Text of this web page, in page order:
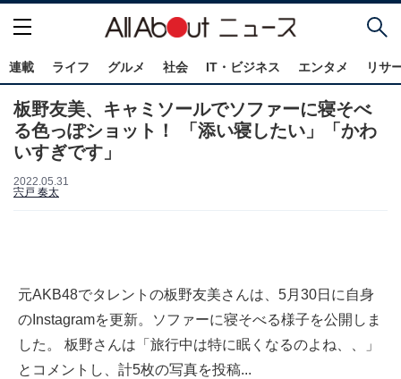
連載 ライフ グルメ 社会 IT・ビジネス エンタメ リサ
板野友美、キャミソールでソファーに寝そべ
る色っぽショット！ 「添い寝したい」「かわ
いすぎです」
2022.05.31
宍戸 奏太
元AKB48でタレントの板野友美さんは、5月30日に自身
のInstagramを更新。ソファーに寝そべる様子を公開しま
した。 板野さんは「旅行中は特に眠くなるのよね、、」
とコメントし、計5枚の写真を投稿...